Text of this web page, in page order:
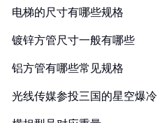
电梯的尺寸有哪些规格
镀锌方管尺寸一般有哪些
铝方管有哪些常见规格
光线传媒参投三国的星空爆冷